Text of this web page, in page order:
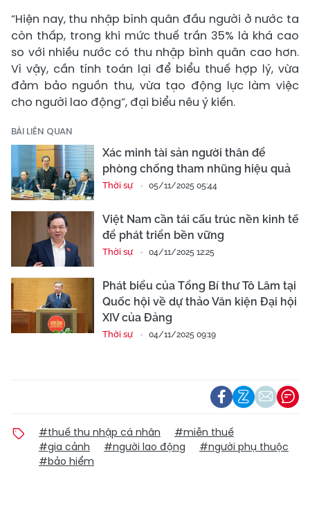
“Hiện nay, thu nhập bình quân đầu người ở nước ta
còn thấp, trong khi mức thuế trần 35% là khá cao
so với nhiều nước có thu nhập bình quân cao hơn.
Vì vậy, cần tính toán lại để biểu thuế hợp lý, vừa
đảm bảo nguồn thu, vừa tạo động lực làm việc
cho người lao động”, đại biểu nêu ý kiến.
BÀI LIÊN QUAN
Xác minh tài sản người thân để
phòng chống tham nhũng hiệu quả
Thời sự 05/11/2025 05:44
Việt Nam cần tái cấu trúc nền kinh tế
để phát triển bền vững
Thời sự 04/11/2025 12:25
Phát biểu của Tổng Bí thư Tô Lâm tại
Quốc hội về dự thảo Văn kiện Đại hội
XIV của Đảng
Thời sự 04/11/2025 09:19
#thuế thu nhập cá nhân
#miễn thuế
#gia cảnh
#người lao động
#người phụ thuộc
#bảo hiểm